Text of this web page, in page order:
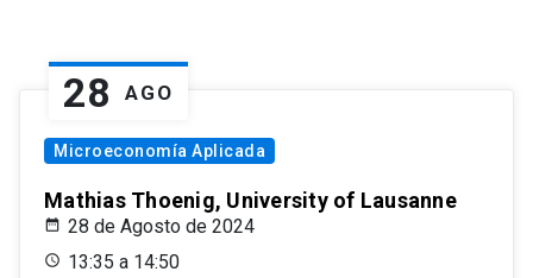
28 AGO
Microeconomía Aplicada
Mathias Thoenig, University of Lausanne
28 de Agosto de 2024
13:35 a 14:50